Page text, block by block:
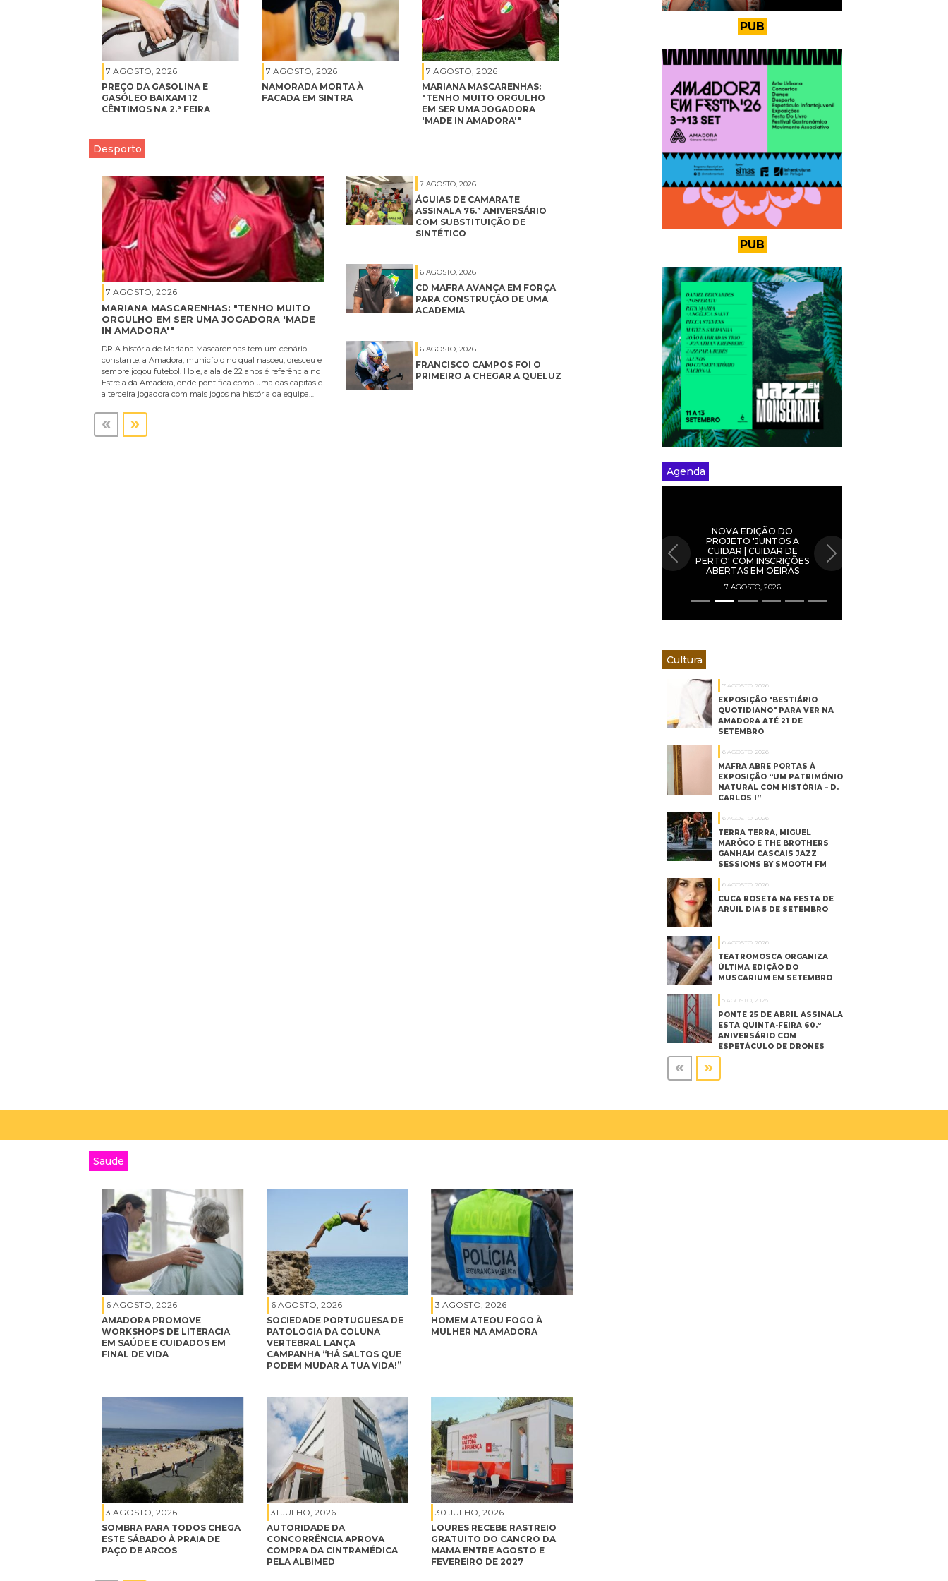
7 AGOSTO, 2026
PREÇO DA GASOLINA E
GASÓLEO BAIXAM 12
CÊNTIMOS NA 2.ª FEIRA
7 AGOSTO, 2026
NAMORADA MORTA À
FACADA EM SINTRA
7 AGOSTO, 2026
MARIANA MASCARENHAS:
"TENHO MUITO ORGULHO
EM SER UMA JOGADORA
'MADE IN AMADORA'"
Desporto
7 AGOSTO, 2026
MARIANA MASCARENHAS: "TENHO MUITO
ORGULHO EM SER UMA JOGADORA 'MADE
IN AMADORA'"
DR A história de Mariana Mascarenhas tem um cenário
constante: a Amadora, município no qual nasceu, cresceu e
sempre jogou futebol. Hoje, a ala de 22 anos é referência no
Estrela da Amadora, onde pontifica como uma das capitãs e
a terceira jogadora com mais jogos na história da equipa…
7 AGOSTO, 2026
ÁGUIAS DE CAMARATE
ASSINALA 76.ª ANIVERSÁRIO
COM SUBSTITUIÇÃO DE
SINTÉTICO
6 AGOSTO, 2026
CD MAFRA AVANÇA EM FORÇA
PARA CONSTRUÇÃO DE UMA
ACADEMIA
6 AGOSTO, 2026
FRANCISCO CAMPOS FOI O
PRIMEIRO A CHEGAR A QUELUZ
« »
PUB
PUB
Agenda
NOVA EDIÇÃO DO
PROJETO 'JUNTOS A
CUIDAR | CUIDAR DE
PERTO' COM INSCRIÇÕES
ABERTAS EM OEIRAS
7 AGOSTO, 2026
PREVIOUS NEXT
Cultura
7 AGOSTO, 2026
EXPOSIÇÃO "BESTIÁRIO
QUOTIDIANO" PARA VER NA
AMADORA ATÉ 21 DE
SETEMBRO
6 AGOSTO, 2026
MAFRA ABRE PORTAS À
EXPOSIÇÃO “UM PATRIMÓNIO
NATURAL COM HISTÓRIA – D.
CARLOS I”
6 AGOSTO, 2026
TERRA TERRA, MIGUEL
MARÔCO E THE BROTHERS
GANHAM CASCAIS JAZZ
SESSIONS BY SMOOTH FM
6 AGOSTO, 2026
CUCA ROSETA NA FESTA DE
ARUIL DIA 5 DE SETEMBRO
6 AGOSTO, 2026
TEATROMOSCA ORGANIZA
ÚLTIMA EDIÇÃO DO
MUSCARIUM EM SETEMBRO
5 AGOSTO, 2026
PONTE 25 DE ABRIL ASSINALA
ESTA QUINTA-FEIRA 60.º
ANIVERSÁRIO COM
ESPETÁCULO DE DRONES
« »
Saude
6 AGOSTO, 2026
AMADORA PROMOVE
WORKSHOPS DE LITERACIA
EM SAÚDE E CUIDADOS EM
FINAL DE VIDA
6 AGOSTO, 2026
SOCIEDADE PORTUGUESA DE
PATOLOGIA DA COLUNA
VERTEBRAL LANÇA
CAMPANHA “HÁ SALTOS QUE
PODEM MUDAR A TUA VIDA!”
3 AGOSTO, 2026
HOMEM ATEOU FOGO À
MULHER NA AMADORA
3 AGOSTO, 2026
SOMBRA PARA TODOS CHEGA
ESTE SÁBADO À PRAIA DE
PAÇO DE ARCOS
31 JULHO, 2026
AUTORIDADE DA
CONCORRÊNCIA APROVA
COMPRA DA CINTRAMÉDICA
PELA ALBIMED
30 JULHO, 2026
LOURES RECEBE RASTREIO
GRATUITO DO CANCRO DA
MAMA ENTRE AGOSTO E
FEVEREIRO DE 2027